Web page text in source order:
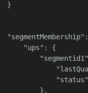
}
"ups": {
},